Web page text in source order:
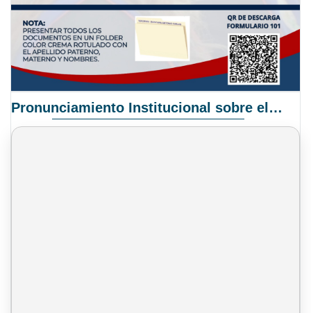
Pronunciamiento Institucional sobre el Proyecto de Ley N° 068/2025-2026 C.S.